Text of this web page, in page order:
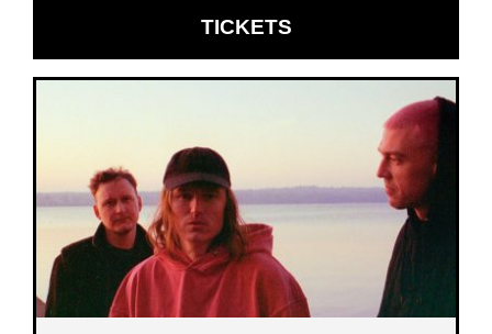
TICKETSOPENT
IN
VENSTER